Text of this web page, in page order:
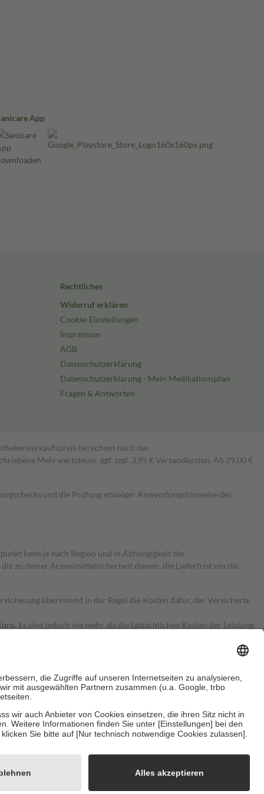
App
Rechtliches
Widerruf erklären
Cookie-Einstellungen
Impressum
AGB
Datenschutzerklärung
Datenschutzerklärung - Mein Medikationsplan
Fragen & Antworten
berechnet nach der
Mehrwertsteuer, ggf. zzgl. 3,95 € Versandkosten. Ab 29,00 €
und die Prüfung etwaiger Anwendungshinweise des
kann je nach Region und in Abhängigkeit der
zu deiner Arzneimittelsicherheit dienen, die Lieferfrist um die
übernimmt in der Regel die Kosten dafür, der Versicherte
Es sind jedoch nie mehr als die tatsächlichen Kosten der Leistung
Zuzahlungen an bei: